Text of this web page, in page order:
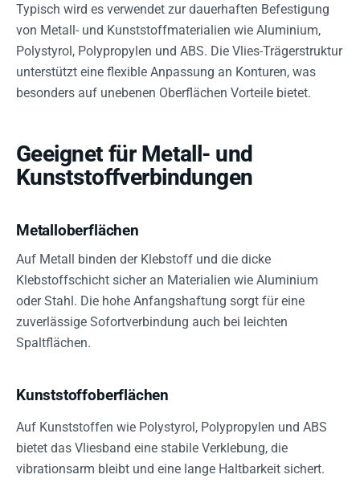
Typisch wird es verwendet zur dauerhaften Befestigung
von Metall- und Kunststoffmaterialien wie Aluminium,
Polystyrol, Polypropylen und ABS. Die Vlies-Trägerstruktur
unterstützt eine flexible Anpassung an Konturen, was
besonders auf unebenen Oberflächen Vorteile bietet.
Geeignet für Metall- und
Kunststoffverbindungen
Metalloberflächen
Auf Metall binden der Klebstoff und die dicke
Klebstoffschicht sicher an Materialien wie Aluminium
oder Stahl. Die hohe Anfangshaftung sorgt für eine
zuverlässige Sofortverbindung auch bei leichten
Spaltflächen.
Kunststoffoberflächen
Auf Kunststoffen wie Polystyrol, Polypropylen und ABS
bietet das Vliesband eine stabile Verklebung, die
vibrationsarm bleibt und eine lange Haltbarkeit sichert.